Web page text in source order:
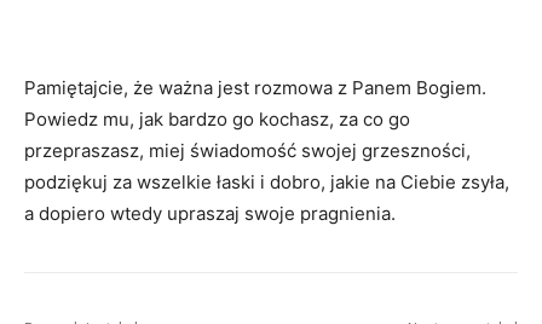
Pamiętajcie, że ważna jest rozmowa z Panem Bogiem.
Powiedz mu, jak bardzo go kochasz, za co go
przepraszasz, miej świadomość swojej grzeszności,
podziękuj za wszelkie łaski i dobro, jakie na Ciebie zsyła,
a dopiero wtedy upraszaj swoje pragnienia.